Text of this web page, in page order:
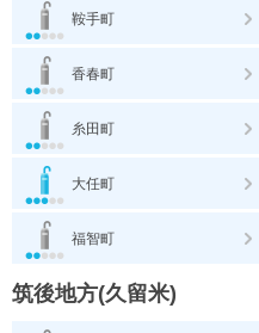
鞍手町
香春町
糸田町
大任町
福智町
筑後地方(久留米)